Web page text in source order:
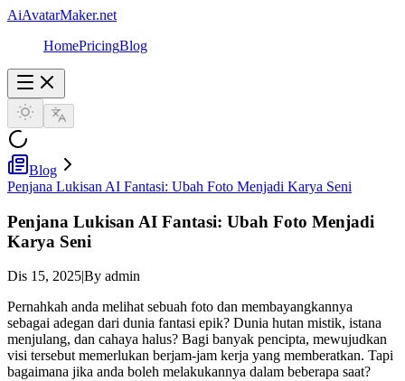
AiAvatarMaker.net
HomePricingBlog
Blog
Penjana Lukisan AI Fantasi: Ubah Foto Menjadi Karya Seni
Penjana Lukisan AI Fantasi: Ubah Foto Menjadi
Karya Seni
Dis 15, 2025|By admin
Pernahkah anda melihat sebuah foto dan membayangkannya
sebagai adegan dari dunia fantasi epik? Dunia hutan mistik, istana
menjulang, dan cahaya halus? Bagi banyak pencipta, mewujudkan
visi tersebut memerlukan berjam-jam kerja yang memberatkan. Tapi
bagaimana jika anda boleh melakukannya dalam beberapa saat?